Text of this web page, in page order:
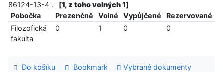
86124-13-4 .
[1, z toho volných 1]
Pobočka
Prezenčně Volné Vypůjčené
Rezervované
Filozofická
fakulta
0 1 0 0
Do košíku Bookmark Vybrané dokumenty